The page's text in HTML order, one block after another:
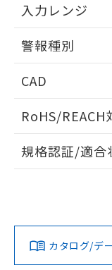
入力レンジ
警報種別
CAD
ドすることが
ダウンロードデータ
みください。
ソフトウェアの使用
RoHS/REACH
EU RoHS 注意
対応済み
規格認証/適合
LR型式承認
カタログ/デ